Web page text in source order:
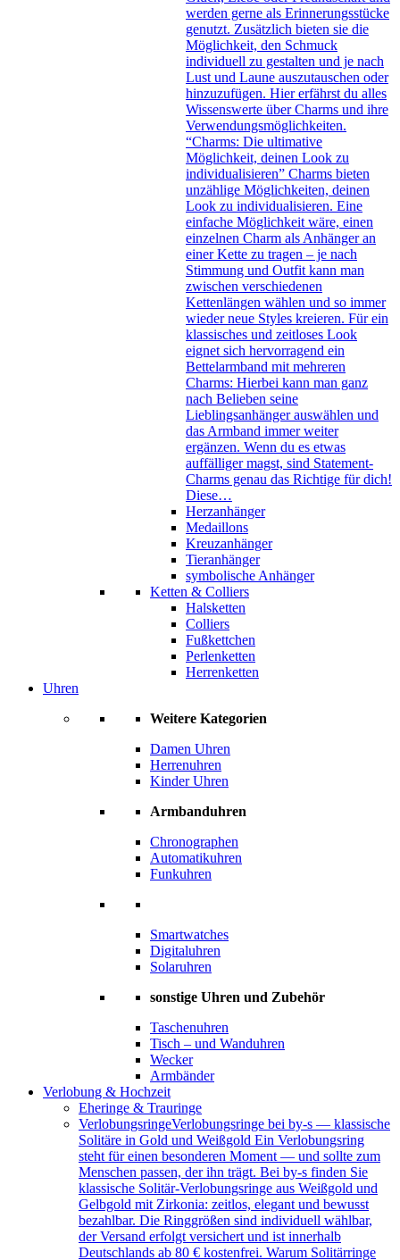
werden gerne als Erinnerungsstücke
genutzt. Zusätzlich bieten sie die
Möglichkeit, den Schmuck
individuell zu gestalten und je nach
Lust und Laune auszutauschen oder
hinzuzufügen. Hier erfährst du alles
Wissenswerte über Charms und ihre
Verwendungsmöglichkeiten.
“Charms: Die ultimative
Möglichkeit, deinen Look zu
individualisieren” Charms bieten
unzählige Möglichkeiten, deinen
Look zu individualisieren. Eine
einfache Möglichkeit wäre, einen
einzelnen Charm als Anhänger an
einer Kette zu tragen – je nach
Stimmung und Outfit kann man
zwischen verschiedenen
Kettenlängen wählen und so immer
wieder neue Styles kreieren. Für ein
klassisches und zeitloses Look
eignet sich hervorragend ein
Bettelarmband mit mehreren
Charms: Hierbei kann man ganz
nach Belieben seine
Lieblingsanhänger auswählen und
das Armband immer weiter
ergänzen. Wenn du es etwas
auffälliger magst, sind Statement-
Charms genau das Richtige für dich!
Diese…
Herzanhänger
Medaillons
Kreuzanhänger
Tieranhänger
symbolische Anhänger
Ketten & Colliers
Halsketten
Colliers
Fußkettchen
Perlenketten
Herrenketten
Uhren
Weitere Kategorien
Damen Uhren
Herrenuhren
Kinder Uhren
Armbanduhren
Chronographen
Automatikuhren
Funkuhren
Smartwatches
Digitaluhren
Solaruhren
sonstige Uhren und Zubehör
Taschenuhren
Tisch – und Wanduhren
Wecker
Armbänder
Verlobung & Hochzeit
Eheringe & Trauringe
VerlobungsringeVerlobungsringe bei by-s — klassische
Solitäre in Gold und Weißgold Ein Verlobungsring
steht für einen besonderen Moment — und sollte zum
Menschen passen, der ihn trägt. Bei by-s finden Sie
klassische Solitär-Verlobungsringe aus Weißgold und
Gelbgold mit Zirkonia: zeitlos, elegant und bewusst
bezahlbar. Die Ringgrößen sind individuell wählbar,
der Versand erfolgt versichert und ist innerhalb
Deutschlands ab 80 € kostenfrei. Warum Solitärringe